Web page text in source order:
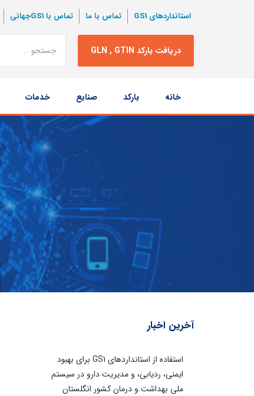
استانداردهای GS1 تماس با ما تماس با GS1جهانی
دریافت بارکد GLN , GTIN
نتبجه
جستجو
محتوا
خانه بارکد صنایع خدمات
آخرین اخبار
استفاده از استانداردهای GS1 برای بهبود
ایمنی، ردیابی، و مدیریت دارو در سیستم
ملی بهداشت و درمان کشور انگلستان